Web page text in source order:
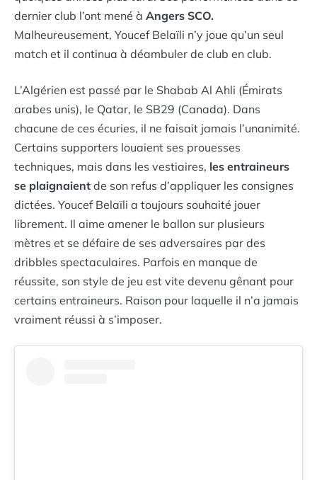
dernier club l’ont mené à Angers SCO.
Malheureusement, Youcef Belaïli n’y joue qu’un seul
match et il continua à déambuler de club en club.
L’Algérien est passé par le Shabab Al Ahli (Émirats
arabes unis), le Qatar, le SB29 (Canada). Dans
chacune de ces écuries, il ne faisait jamais l’unanimité.
Certains supporters louaient ses prouesses
techniques, mais dans les vestiaires, les entraineurs
se plaignaient de son refus d’appliquer les consignes
dictées. Youcef Belaïli a toujours souhaité jouer
librement. Il aime amener le ballon sur plusieurs
mètres et se défaire de ses adversaires par des
dribbles spectaculaires. Parfois en manque de
réussite, son style de jeu est vite devenu gênant pour
certains entraineurs. Raison pour laquelle il n’a jamais
vraiment réussi à s’imposer.